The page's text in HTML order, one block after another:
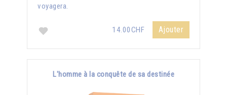
voyagera.
14.00CHF Ajouter
L'homme à la conquête de sa destinée